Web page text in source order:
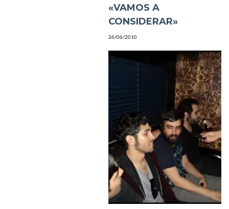
«VAMOS A
CONSIDERAR»
26/06/2010